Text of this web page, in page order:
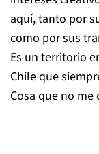
aquí, tanto por
como por sus
Es un territorio
Chile que
Cosa que no